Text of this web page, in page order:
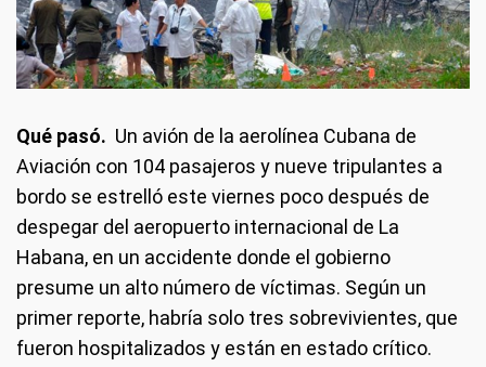
Qué pasó. Un avión de la aerolínea Cubana de
Aviación con 104 pasajeros y nueve tripulantes a
bordo se estrelló este viernes poco después de
despegar del aeropuerto internacional de La
Habana, en un accidente donde el gobierno
presume un alto número de víctimas. Según un
primer reporte, habría solo tres sobrevivientes, que
fueron hospitalizados y están en estado crítico.